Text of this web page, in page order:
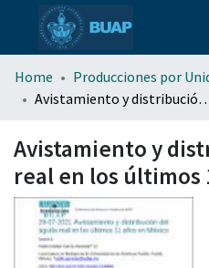
menu.section.about_menu
Home
Avistamiento y distribución del águila real
Avistamiento y
real en los últimos